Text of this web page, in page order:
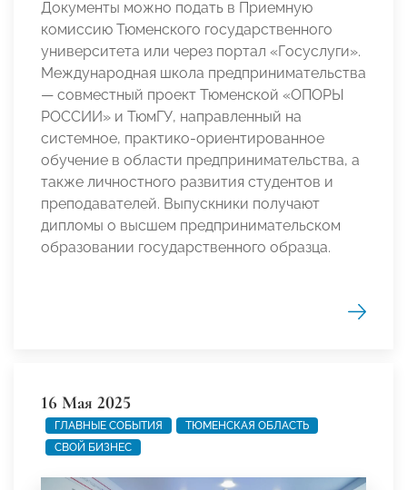
Документы можно подать в Приемную
комиссию Тюменского государственного
университета или через портал «Госуслуги».
Международная школа предпринимательства
— совместный проект Тюменской «ОПОРЫ
РОССИИ» и ТюмГУ, направленный на
системное, практико-ориентированное
обучение в области предпринимательства, а
также личностного развития студентов и
преподавателей. Выпускники получают
дипломы о высшем предпринимательском
образовании государственного образца.
16 Мая 2025
ГЛАВНЫЕ СОБЫТИЯ
ТЮМЕНСКАЯ ОБЛАСТЬ
СВОЙ БИЗНЕС